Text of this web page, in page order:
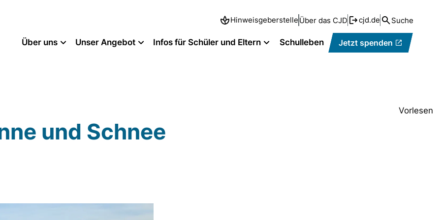
Hinweisgeberstelle Über das CJD cjd.de Suche
Jetzt spenden
Über uns Unser Angebot Infos für Schüler und Eltern Schulleben
Vorlesen
und Schnee